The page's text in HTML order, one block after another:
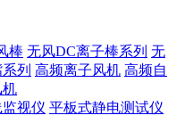
棒 无风DC离子棒系列 无
列 高频离子风机 高频自
机
视仪 平板式静电测试仪